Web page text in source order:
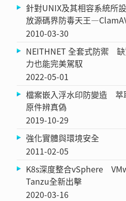
針對UNIX及其相容系統所
放源碼界防毒天王
2010-03-30
NEITHNET 全套式防禦 缺
力也能完美駕馭
2022-05-01
檔案嵌入浮水印防變造 萃
原件辨真偽
2019-10-29
強化實體與環境安全
2011-02-05
K8s深度整合vSphere
Tanzu全新出擊
2020-03-16